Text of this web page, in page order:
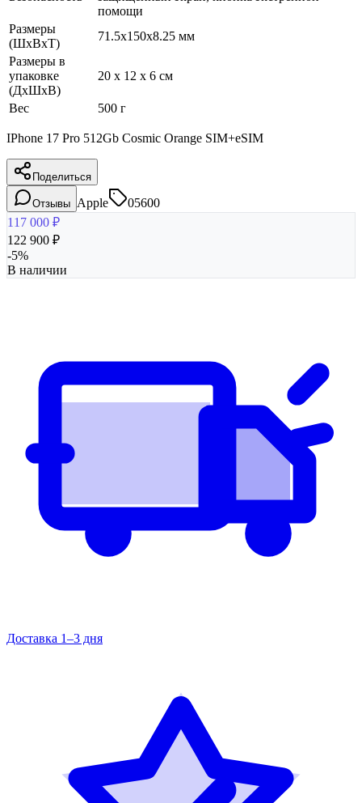
помощи
Размеры
(ШхВхТ)
71.5x150x8.25 мм
Размеры в
упаковке
(ДхШхВ)
20 x 12 x 6 см
Вес 500 г
IPhone 17 Pro 512Gb Cosmic Orange SIM+eSIM
Поделиться
Отзывы Apple
05600
117 000 ₽
122 900 ₽
-5%
В наличии
Доставка 1–3 дня